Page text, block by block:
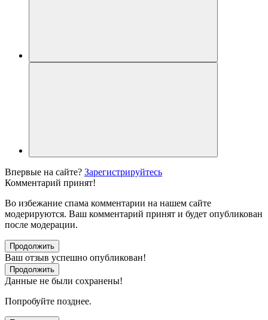
Впервые на сайте? Зарегистрируйтесь
Комментарий принят!
Во избежание спама комментарии на нашем сайте
модерируются. Ваш комментарий принят и будет опубликован
после модерации.
Продолжить
Ваш отзыв успешно опубликован!
Продолжить
Данные не были сохранены!
Попробуйте позднее.